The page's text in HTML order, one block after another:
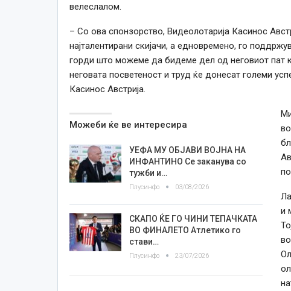
велеслалом.
– Со ова спонзорство, Видеолотарија Касинос
најталентирани скијачи, а едновремено, го
горди што можеме да бидеме дел од неговиот пат
неговата посветеност и труд ќе донесат големи
Касинос Австрија.
Можеби ќе ве интересира
УЕФА МУ ОБЈАВИ ВОЈНА НА
ИНФАНТИНО Се заканува со
тужби и…
Плусинфо 03/08/2026
СКАПО ЌЕ ГО ЧИНИ ТЕПАЧКАТА
ВО ФИНАЛЕТО Атлетико го
стави…
Плусинфо 23/07/2026
и